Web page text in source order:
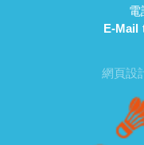
電
E-Mail
網頁設